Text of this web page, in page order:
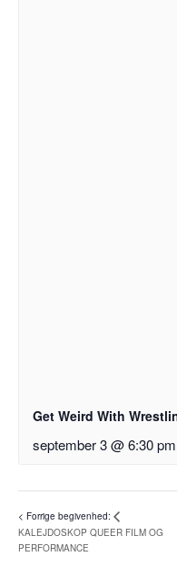
Get Weird With
september 3 @ 6:30 pm
KALEJDOSKOP QUEER FILM OG
PERFORMANCE